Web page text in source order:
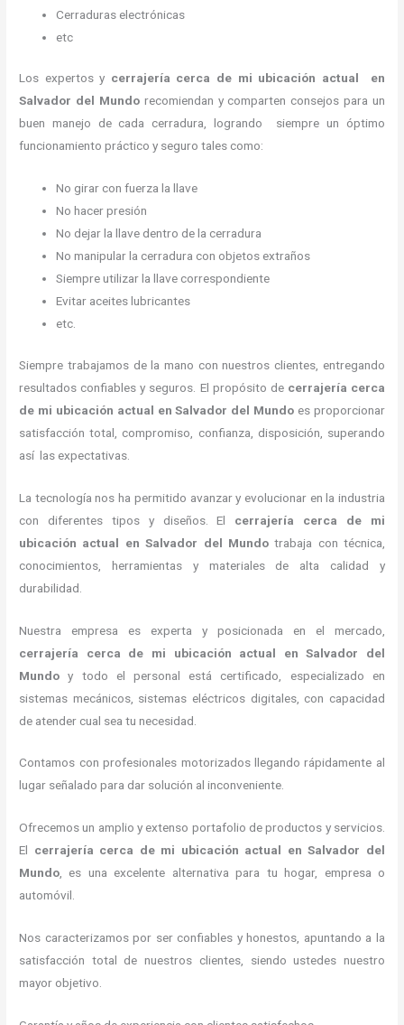
Cerraduras electrónicas
etc
Los expertos y cerrajería cerca de mi ubicación actual
en
Salvador del Mundo recomiendan y comparten consejos para un
buen manejo de cada cerradura, logrando siempre un óptimo
funcionamiento práctico y seguro tales como:
No girar con fuerza la llave
No hacer presión
No dejar la llave dentro de la cerradura
No manipular la cerradura con objetos extraños
Siempre utilizar la llave correspondiente
Evitar aceites lubricantes
etc.
Siempre trabajamos de la mano con nuestros clientes, entregando
resultados confiables y seguros. El propósito de cerrajería cerca
de mi ubicación actual en Salvador del Mundo es proporcionar
satisfacción total, compromiso, confianza, disposición, superando
así las expectativas.
La tecnología nos ha permitido avanzar y evolucionar en la industria
con diferentes tipos y diseños. El cerrajería cerca de mi
ubicación actual en Salvador del Mundotrabaja con técnica,
conocimientos, herramientas y materiales de alta calidad y
durabilidad.
Nuestra empresa es experta y posicionada en el mercado,
cerrajería cerca de mi ubicación actual en Salvador del
Mundo y todo el personal está certificado, especializado en
sistemas mecánicos, sistemas eléctricos digitales, con capacidad
de atender cual sea tu necesidad.
Contamos con profesionales motorizados llegando rápidamente al
lugar señalado para dar solución al inconveniente.
Ofrecemos un amplio y extenso portafolio de productos y servicios.
El cerrajería cerca de mi ubicación actual en Salvador del
Mundo, es una excelente alternativa para tu hogar, empresa o
automóvil.
Nos caracterizamos por ser confiables y honestos, apuntando a la
satisfacción total de nuestros clientes, siendo ustedes nuestro
mayor objetivo.